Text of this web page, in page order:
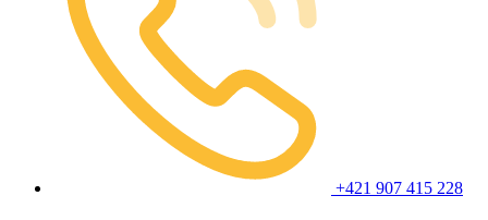
+421 907 415 228